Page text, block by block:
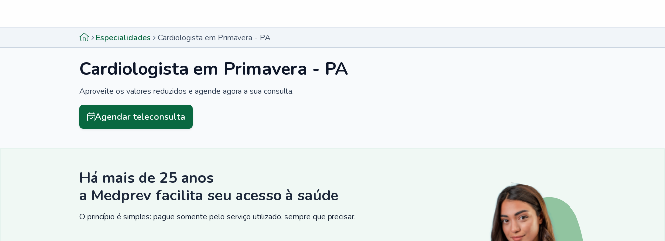
Especialidades Cardiologista em Primavera - PA
Cardiologista em Primavera - PA
Aproveite os valores reduzidos e agende agora a sua consulta.
Agendar teleconsulta
Há mais de 25 anos
a Medprev facilita seu acesso à saúde
O princípio é simples: pague somente pelo serviço utilizado, sempre que precisar.